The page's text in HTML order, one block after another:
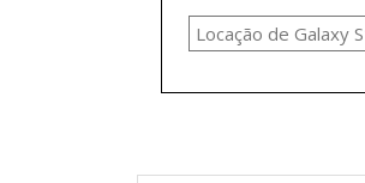
Locação de Galaxy